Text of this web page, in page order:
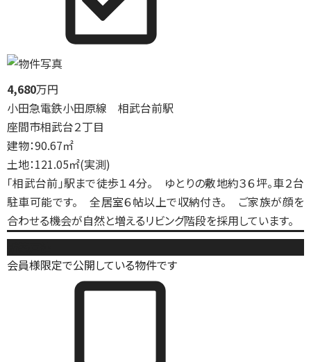
4,680万円
小田急電鉄小田原線 相武台前駅
座間市相武台２丁目
建物：90.67㎡
土地：121.05㎡(実測)
「相武台前」駅まで徒歩１４分。 ゆとりの敷地約３６坪。車２台
駐車可能です。 全居室６帖以上で収納付き。 ご家族が顔を
合わせる機会が自然と増えるリビング階段を採用しています。
会員様限定で公開している物件です